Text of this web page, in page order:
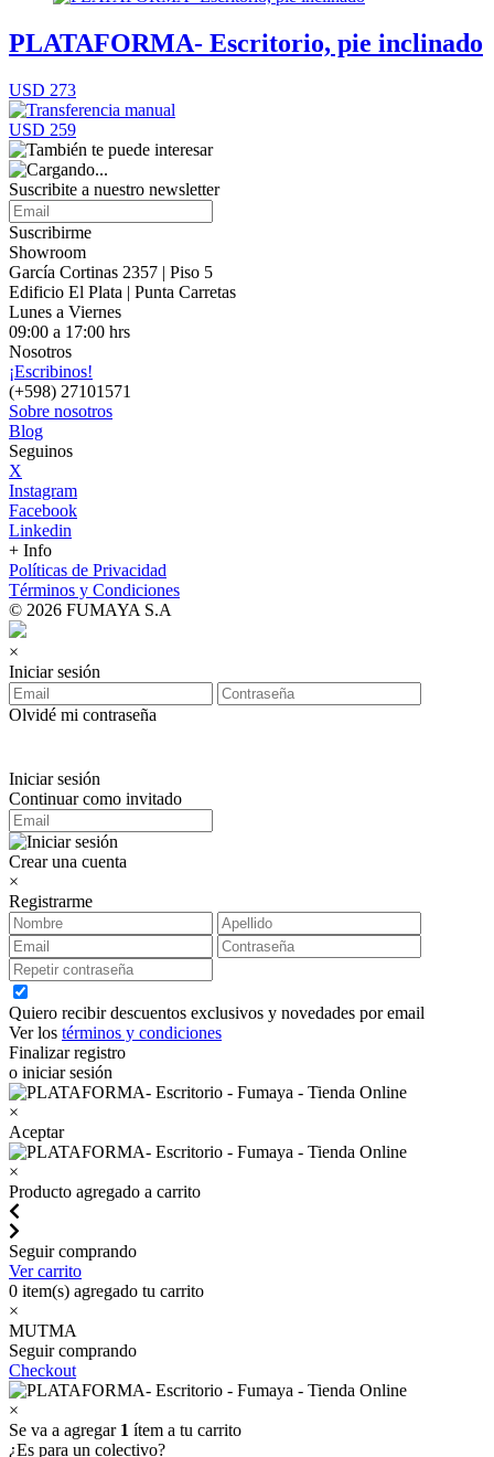
PLATAFORMA- Escritorio, pie inclinado
USD 273
USD 259
Suscribite a nuestro newsletter
Suscribirme
Showroom
García Cortinas 2357 | Piso 5
Edificio El Plata | Punta Carretas
Lunes a Viernes
09:00 a 17:00 hrs
Nosotros
¡Escribinos!
(+598) 27101571
Sobre nosotros
Blog
Seguinos
X
Instagram
Facebook
Linkedin
+ Info
Políticas de Privacidad
Términos y Condiciones
© 2026 FUMAYA S.A
×
Iniciar sesión
Olvidé mi contraseña
Iniciar sesión
Continuar como invitado
Crear una cuenta
×
Registrarme
Quiero recibir descuentos exclusivos y novedades por email
Ver los términos y condiciones
Finalizar registro
o iniciar sesión
×
Aceptar
×
Producto agregado a carrito
Seguir comprando
Ver carrito
0 item(s) agregado tu carrito
×
MUTMA
Seguir comprando
Checkout
×
Se va a agregar 1 ítem a tu carrito
¿Es para un colectivo?